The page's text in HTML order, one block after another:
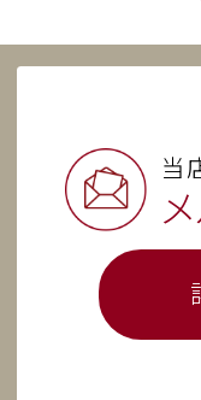
コロンバン
当